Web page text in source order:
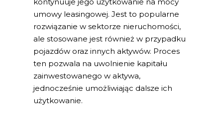
kontynuuje jego użytkowanie na mocy
umowy leasingowej. Jest to popularne
rozwiązanie w sektorze nieruchomości,
ale stosowane jest również w przypadku
pojazdów oraz innych aktywów. Proces
ten pozwala na uwolnienie kapitału
zainwestowanego w aktywa,
jednocześnie umożliwiając dalsze ich
użytkowanie.